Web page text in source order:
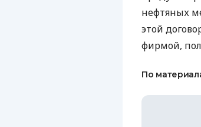
нефтяных
этой
фирмой,
По